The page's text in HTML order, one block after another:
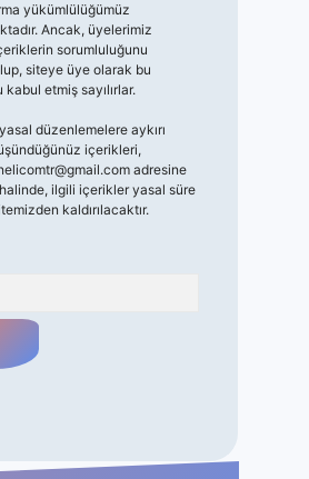
yükümlülüğümüz
Ancak, üyelerimiz
sorumluluğunu
siteye üye olarak bu
etmiş sayılırlar.
düzenlemelere aykırı
içerikleri,
adresine
ilgili içerikler yasal süre
kaldırılacaktır.